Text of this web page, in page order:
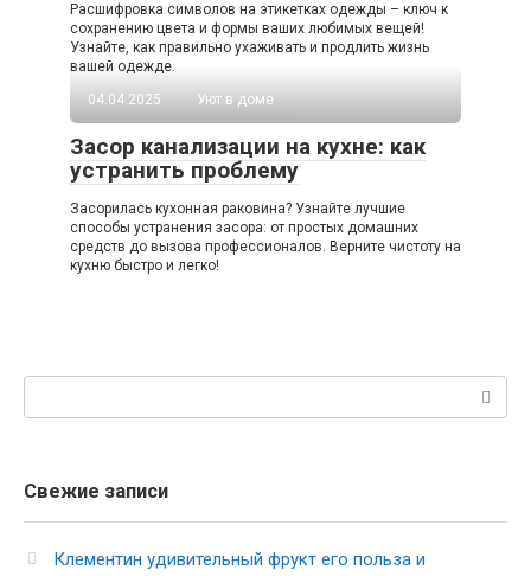
Расшифровка символов на этикетках одежды – ключ к
сохранению цвета и формы ваших любимых вещей!
Узнайте, как правильно ухаживать и продлить жизнь
вашей одежде.
04.04.2025
Уют в доме
Засор канализации на кухне: как
устранить проблему
Засорилась кухонная раковина? Узнайте лучшие
способы устранения засора: от простых домашних
средств до вызова профессионалов. Верните чистоту на
кухню быстро и легко!
Свежие записи
Клементин удивительный фрукт его польза и